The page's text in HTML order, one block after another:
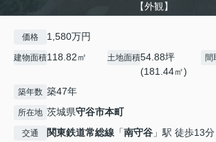
【外観】
価格 1,580万円
建物面積118.82㎡ 土地面積54.88坪
(181.44㎡)
間
築年数 築47年
所在地 茨城県守谷市本町
交通 関東鉄道常総線 「南守谷 」駅 徒歩13分